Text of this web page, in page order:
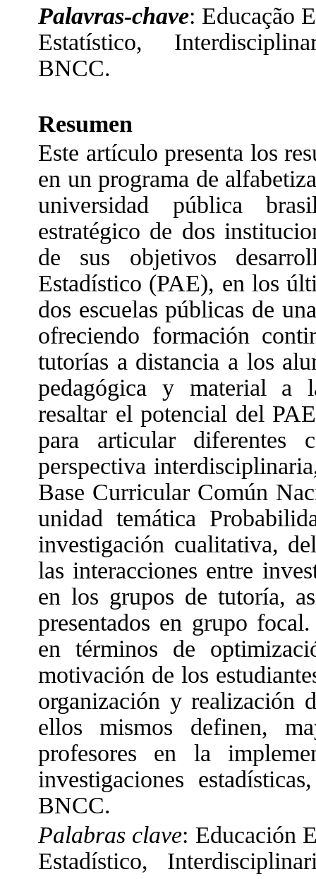
Palavras-chave: Educação
Estatístico,
BNCC.
Resumen
Este artículo presenta los
en un programa de
universidad pública
estratégico de dos
de sus objetivos
Estadístico (PAE), en los
dos escuelas públicas de
ofreciendo formación
tutorías a distancia a los
pedagógica y material a
resaltar el potencial del
para articular diferentes
perspectiva
Base Curricular Común
unidad temática
investigación cualitativa,
las interacciones entre
en los grupos de tutoría,
presentados en grupo
en términos de
motivación de los
organización y realización
ellos mismos definen,
profesores en la
investigaciones
BNCC.
Palabras clave: Educación
Estadístico,